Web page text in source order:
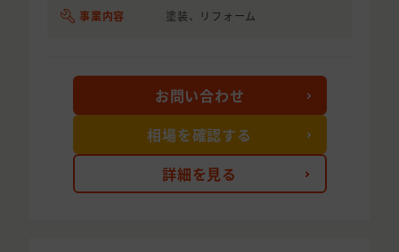
事業内容 塗装、リフォーム
詳細を見る
お問い合わせ
相場を確認する